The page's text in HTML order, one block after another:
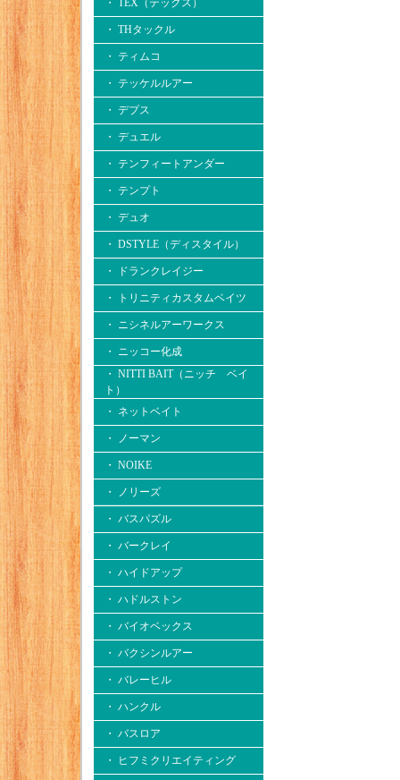
・ TEX（テックス）
・ THタックル
・ ティムコ
・ テッケルルアー
・ デプス
・ デュエル
・ テンフィートアンダー
・ テンプト
・ デュオ
・ DSTYLE（ディスタイル）
・ ドランクレイジー
・ トリニティカスタムベイツ
・ ニシネルアーワークス
・ ニッコー化成
・ NITTI BAIT（ニッチ ベイ
ト）
・ ネットベイト
・ ノーマン
・ NOIKE
・ ノリーズ
・ バスパズル
・ バークレイ
・ ハイドアップ
・ ハドルストン
・ バイオベックス
・ バクシンルアー
・ バレーヒル
・ ハンクル
・ バスロア
・ ヒフミクリエイティング